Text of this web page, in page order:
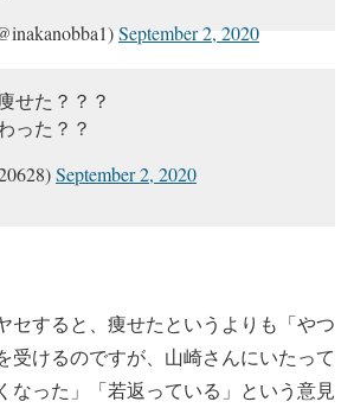
September 2, 2020
せた？？？
った？？
September 2, 2020
セすると、痩せたというよりも「やつ
受けるのですが、山崎さんにいたって
なった」「若返っている」という意見